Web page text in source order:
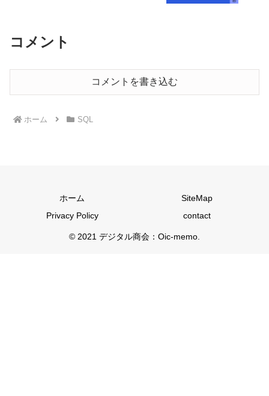
コメント
コメントを書き込む
ホーム SQL
ホーム
SiteMap
Privacy Policy
contact
© 2021 デジタル商会：Oic-memo.